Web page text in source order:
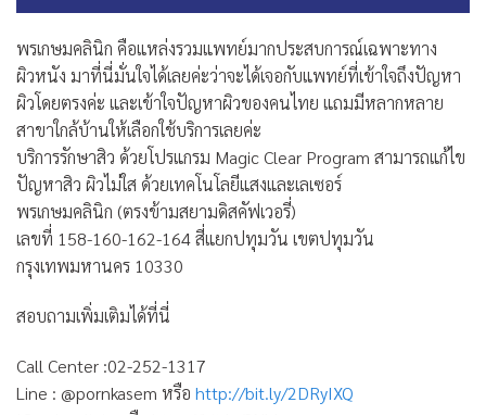
พรเกษมคลินิก คือแหล่งรวมแพทย์มากประสบการณ์เฉพาะทาง
ผิวหนัง มาที่นี่มั่นใจได้เลยค่ะว่าจะได้เจอกับแพทย์ที่เข้าใจถึงปัญหา
ผิวโดยตรงค่ะ และเข้าใจปัญหาผิวของคนไทย แถมมีหลากหลาย
สาขาใกล้บ้านให้เลือกใช้บริการเลยค่ะ
บริการรักษาสิว ด้วยโปรแกรม Magic Clear Program สามารถแก้ไข
ปัญหาสิว ผิวไม่ใส ด้วยเทคโนโลยีแสงและเลเซอร์
พรเกษมคลินิก (ตรงข้ามสยามดิสคัฟเวอรี่)
เลขที่ 158-160-162-164 สี่แยกปทุมวัน เขตปทุมวัน
กรุงเทพมหานคร 10330
สอบถามเพิ่มเติมได้ที่นี่
Call Center :02-252-1317
Line : @pornkasem หรือ http://bit.ly/2DRyIXQ